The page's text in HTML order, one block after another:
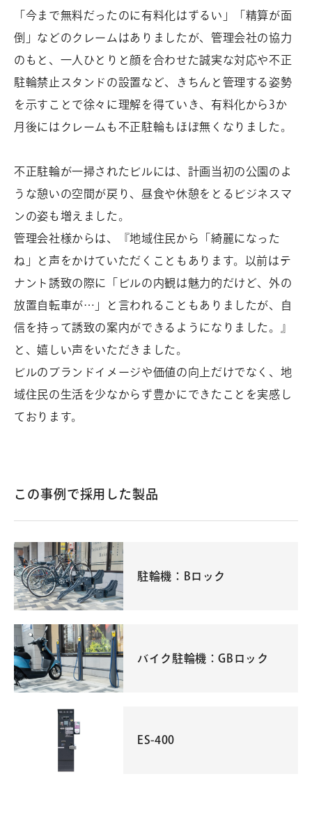
「今まで無料だったのに有料化はずるい」「精算が面
倒」などのクレームはありましたが、管理会社の協力
のもと、一人ひとりと顔を合わせた誠実な対応や不正
駐輪禁止スタンドの設置など、きちんと管理する姿勢
を示すことで徐々に理解を得ていき、有料化から3か
月後にはクレームも不正駐輪もほぼ無くなりました。
不正駐輪が一掃されたビルには、計画当初の公園のよ
うな憩いの空間が戻り、昼食や休憩をとるビジネスマ
ンの姿も増えました。
管理会社様からは、『地域住民から「綺麗になった
ね」と声をかけていただくこともあります。以前はテ
ナント誘致の際に「ビルの内観は魅力的だけど、外の
放置自転車が…」と言われることもありましたが、自
信を持って誘致の案内ができるようになりました。』
と、嬉しい声をいただきました。
ビルのブランドイメージや価値の向上だけでなく、地
域住民の生活を少なからず豊かにできたことを実感し
ております。
この事例で採用した製品
駐輪機：Bロック
バイク駐輪機：GBロック
ES-400